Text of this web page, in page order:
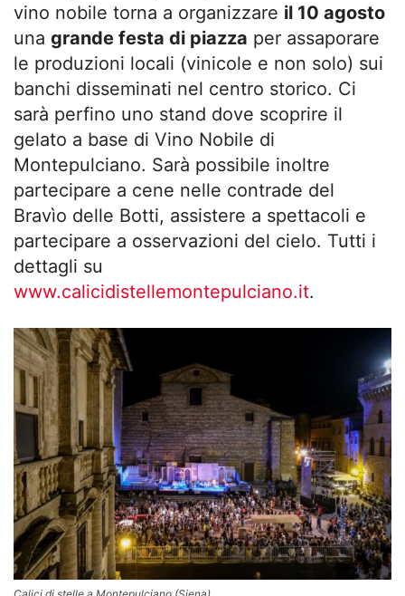
vino nobile torna a organizzare il 10 agosto
una grande festa di piazza per assaporare
le produzioni locali (vinicole e non solo) sui
banchi disseminati nel centro storico. Ci
sarà perfino uno stand dove scoprire il
gelato a base di Vino Nobile di
Montepulciano. Sarà possibile inoltre
partecipare a cene nelle contrade del
Bravìo delle Botti, assistere a spettacoli e
partecipare a osservazioni del cielo. Tutti i
dettagli su
www.calicidistellemontepulciano.it.